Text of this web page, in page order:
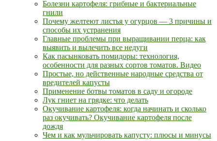
Болезни картофеля: грибные и бактериальные
гнили
Почему желтеют листья у огурцов — 3 причины и
способы их устранения
Главные проблемы при выращивании перца: как
выявить и вылечить все недуги
Как пасынковать помидоры: технология,
особенности для разных сортов томатов. Видео
Простые, но действенные народные средства от
вредителей капусты
Применение ботвы томатов в саду и огороде
Лук гниет на грядке: что делать
Окучивание картофеля: когда начинать и сколько
раз окучивать? Окучивание картофеля после
дождя
Чем и как мульчировать капусту: плюсы и минусы